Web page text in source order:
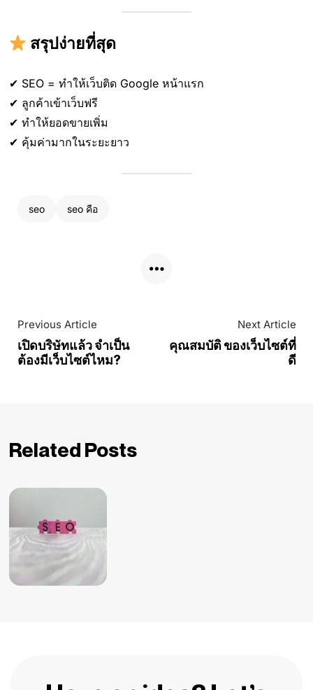
สรุปง่ายที่สุด
✔ SEO = ทำให้เว็บติด Google หน้าแรก
✔ ลูกค้าเข้าเว็บฟรี
✔ ทำให้ยอดขายเพิ่ม
✔ คุ้มค่ามากในระยะยาว
seo seo คือ
Previous Article
เปิดบริษัทแล้ว จำเป็น
ต้องมีเว็บไซต์ไหม?
Next Article
คุณสมบัติ ของเว็บไซต์ที่
ดี
Related Posts